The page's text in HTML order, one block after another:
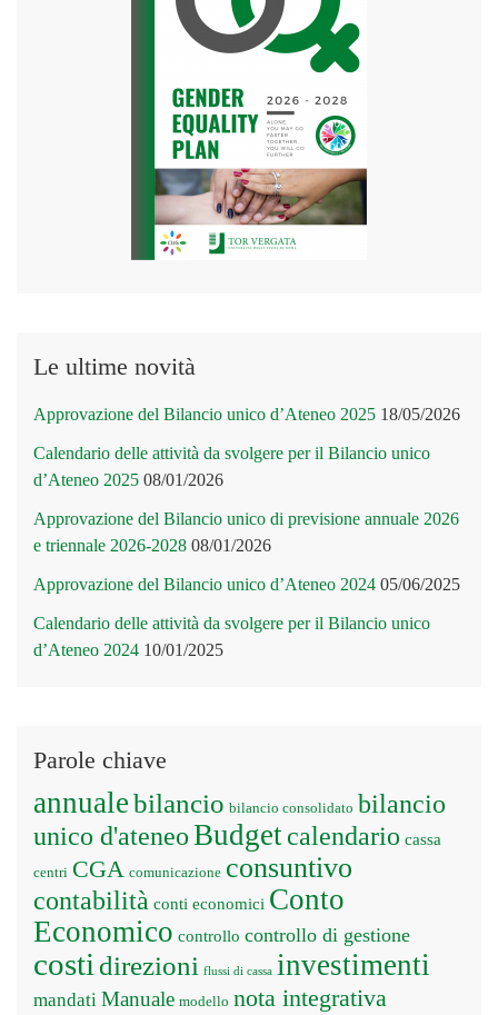
Le ultime novità
Approvazione del Bilancio unico d’Ateneo 2025 18/05/2026
Calendario delle attività da svolgere per il Bilancio unico
d’Ateneo 2025 08/01/2026
Approvazione del Bilancio unico di previsione annuale 2026
e triennale 2026-2028 08/01/2026
Approvazione del Bilancio unico d’Ateneo 2024 05/06/2025
Calendario delle attività da svolgere per il Bilancio unico
d’Ateneo 2024 10/01/2025
Parole chiave
annualebilancio bilancio consolidato bilancio
unico d'ateneoBudgetcalendario cassa
centri CGA comunicazione consuntivo
contabilità conti economici Conto
Economico controllo controllo di gestione
costi direzioni flussi di cassa investimenti
mandati Manuale modello nota integrativa